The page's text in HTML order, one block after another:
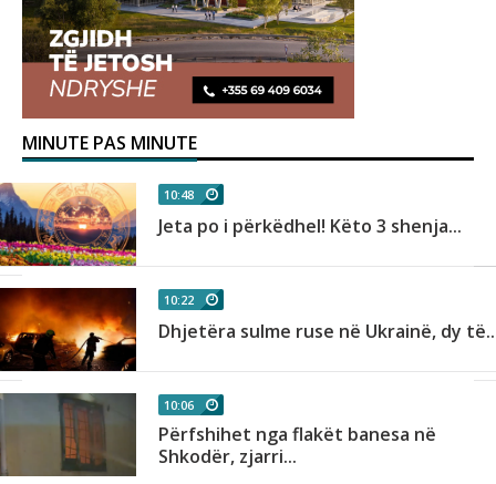
MINUTE PAS MINUTE
10:48
Jeta po i përkëdhel! Këto 3 shenja...
10:22
Dhjetëra sulme ruse në Ukrainë, dy
10:06
Përfshihet nga flakët banesa në
Shkodër, zjarri...